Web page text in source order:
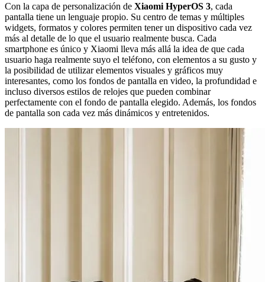
Con la capa de personalización de Xiaomi HyperOS 3, cada
pantalla tiene un lenguaje propio. Su centro de temas y múltiples
widgets, formatos y colores permiten tener un dispositivo cada vez
más al detalle de lo que el usuario realmente busca. Cada
smartphone es único y Xiaomi lleva más allá la idea de que cada
usuario haga realmente suyo el teléfono, con elementos a su gusto y
la posibilidad de utilizar elementos visuales y gráficos muy
interesantes, como los fondos de pantalla en video, la profundidad e
incluso diversos estilos de relojes que pueden combinar
perfectamente con el fondo de pantalla elegido. Además, los fondos
de pantalla son cada vez más dinámicos y entretenidos.